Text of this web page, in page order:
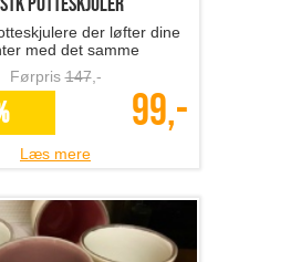
der løfter dine
med det samme
Førpris147,-
99,-
Læs mere